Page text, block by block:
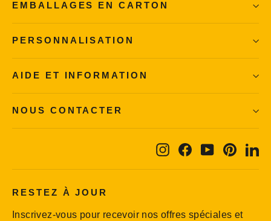
EMBALLAGES EN CARTON
PERSONNALISATION
AIDE ET INFORMATION
NOUS CONTACTER
InstagramFacebook
YouTube
RESTEZ À JOUR
Inscrivez-vous pour recevoir nos offres spéciales et